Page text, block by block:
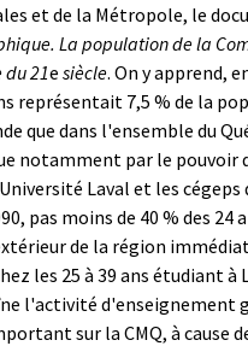
et de la Métropole, le
La population de la
21e siècle. On y apprend,
représentait 7,5 % de la
que dans l'ensemble du
notamment par le
Laval et les
pas moins de 40 % des 24
de la région
les 25 à 39 ans étudiant à
l'activité d'enseignement
sur la CMQ, à cause